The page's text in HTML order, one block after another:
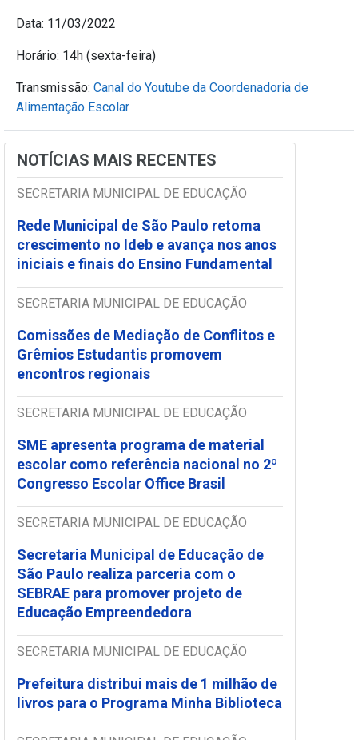
Data: 11/03/2022
Horário: 14h (sexta-feira)
Transmissão: Canal do Youtube da Coordenadoria de
Alimentação Escolar
NOTÍCIAS MAIS RECENTES
SECRETARIA MUNICIPAL DE EDUCAÇÃO
Rede Municipal de São Paulo retoma
crescimento no Ideb e avança nos anos
iniciais e finais do Ensino Fundamental
SECRETARIA MUNICIPAL DE EDUCAÇÃO
Comissões de Mediação de Conflitos e
Grêmios Estudantis promovem
encontros regionais
SECRETARIA MUNICIPAL DE EDUCAÇÃO
SME apresenta programa de material
escolar como referência nacional no 2º
Congresso Escolar Office Brasil
SECRETARIA MUNICIPAL DE EDUCAÇÃO
Secretaria Municipal de Educação de
São Paulo realiza parceria com o
SEBRAE para promover projeto de
Educação Empreendedora
SECRETARIA MUNICIPAL DE EDUCAÇÃO
Prefeitura distribui mais de 1 milhão de
livros para o Programa Minha Biblioteca